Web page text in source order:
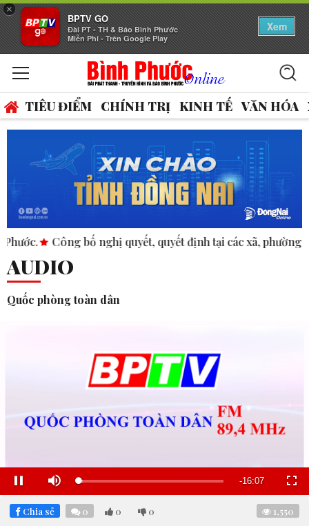
×
BPTV GO
Đài PT - TH & Báo Bình Phước
Miễn Phí - Trên Google Play
Xem
TIÊU ĐIỂM CHÍNH TRỊ KINH TẾ VĂN HÓA
bố nghị quyết, quyết định tại các xã, phường. ASEAN
AUDIO
Quốc phòng toàn dân
Pause Mute Loaded:
21.46%
Remaining
Time
-16:06
Chia sẻ 0 0 0 1,550